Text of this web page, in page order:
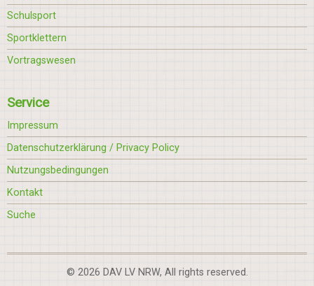
Schulsport
Sportklettern
Vortragswesen
Service
Impressum
Datenschutzerklärung / Privacy Policy
Nutzungsbedingungen
Kontakt
Suche
© 2026 DAV LV NRW, All rights reserved.